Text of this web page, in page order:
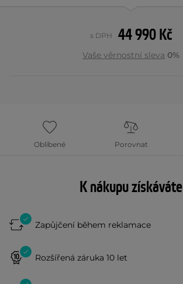
44 990 Kč
s DPH
Vaše věrnostní sleva 0%
Oblíbené Porovnat
K nákupu získáváte
Zapůjčení během reklamace
Rozšířená záruka 10 let